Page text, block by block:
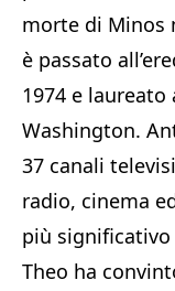
morte di Minos
è passato
1974 e
Washington.
37 canali
radio, cinema
più
Theo ha